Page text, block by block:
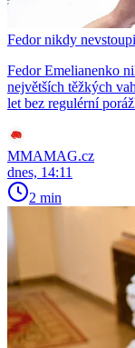
Fedor nikdy
Fedor Emelianenko
největších těžkých
let bez regulérní
MMAMAG.cz
dnes, 14:11
2 min